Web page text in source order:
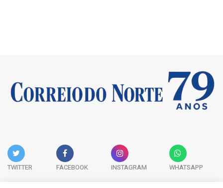
TWITTER FACEBOOK INSTAGRAM WHATSAPP